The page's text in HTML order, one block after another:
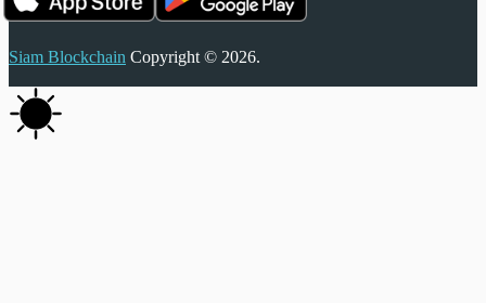
Siam Blockchain Copyright © 2026.